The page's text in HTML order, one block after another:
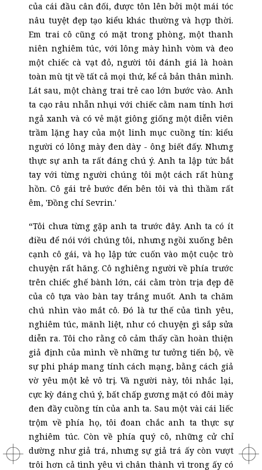
của cái đầu cân đối, được tôn lên bởi một mái tóc
nâu tuyệt đẹp tạo kiểu khác thường và hợp thời.
Em trai cô cũng có mặt trong phòng, một thanh
niên nghiêm túc, với lông mày hình vòm và đeo
một chiếc cà vạt đỏ, người tôi đánh giá là hoàn
toàn mù tịt về tất cả mọi thứ, kể cả bản thân mình.
Lát sau, một chàng trai trẻ cao lớn bước vào. Anh
ta cạo râu nhẵn nhụi với chiếc cằm nam tính hơi
ngả xanh và có vẻ mặt giông giống một diễn viên
trầm lặng hay của một linh mục cuồng tín: kiểu
người có lông mày đen dày - ông biết đấy. Nhưng
thực sự anh ta rất đáng chú ý. Anh ta lập tức bắt
tay với từng người chúng tôi một cách rất hùng
hồn. Cô gái trẻ bước đến bên tôi và thì thầm rất
êm, 'Đồng chí Sevrin.'
“Tôi chưa từng gặp anh ta trước đây. Anh ta có ít
điều để nói với chúng tôi, nhưng ngồi xuống bên
cạnh cô gái, và họ lập tức cuốn vào một cuộc trò
chuyện rất hăng. Cô nghiêng người về phía trước
trên chiếc ghế bành lớn, cái cằm tròn trịa đẹp đẽ
của cô tựa vào bàn tay trắng muốt. Anh ta chăm
chú nhìn vào mắt cô. Đó là tư thế của tình yêu,
nghiêm túc, mãnh liệt, như có chuyện gì sắp sửa
diễn ra. Tôi cho rằng cô cảm thấy cần hoàn thiện
giả định của mình về những tư tưởng tiến bộ, về
sự phi pháp mang tính cách mạng, bằng cách giả
vờ yêu một kẻ vô trị. Và người này, tôi nhắc lại,
cực kỳ đáng chú ý, bất chấp gương mặt có đôi mày
đen đầy cuồng tín của anh ta. Sau một vài cái liếc
trộm về phía họ, tôi đoan chắc anh ta thực sự
nghiêm túc. Còn về phía quý cô, những cử chỉ
dường như giả trá, nhưng sự giả trá ấy còn vượt
trôi hơn cả tình yêu vì chân thành vì trong ấy có